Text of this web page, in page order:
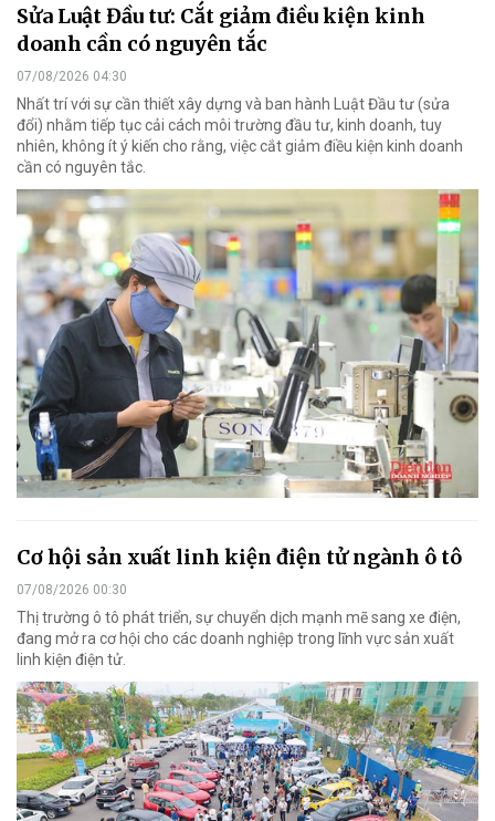
Sửa Luật Đầu tư: Cắt giảm điều kiện kinh
doanh cần có nguyên tắc
07/08/2026 04:30
Nhất trí với sự cần thiết xây dựng và ban hành Luật Đầu tư (sửa
đổi) nhằm tiếp tục cải cách môi trường đầu tư, kinh doanh, tuy
nhiên, không ít ý kiến cho rằng, việc cắt giảm điều kiện kinh doanh
cần có nguyên tắc.
Cơ hội sản xuất linh kiện điện tử ngành ô tô
07/08/2026 00:30
Thị trường ô tô phát triển, sự chuyển dịch mạnh mẽ sang xe điện,
đang mở ra cơ hội cho các doanh nghiệp trong lĩnh vực sản xuất
linh kiện điện tử.